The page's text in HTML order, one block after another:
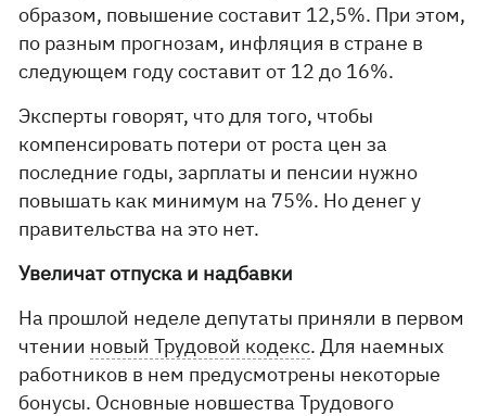
образом, повышение составит 12,5%. При этом,
по разным прогнозам, инфляция в стране в
следующем году составит от 12 до 16%.
Эксперты говорят, что для того, чтобы
компенсировать потери от роста цен за
последние годы, зарплаты и пенсии нужно
повышать как минимум на 75%. Но денег у
правительства на это нет.
Увеличат отпуска и надбавки
На прошлой неделе депутаты приняли в первом
чтении новый Трудовой кодекс. Для наемных
работников в нем предусмотрены некоторые
бонусы. Основные новшества Трудового